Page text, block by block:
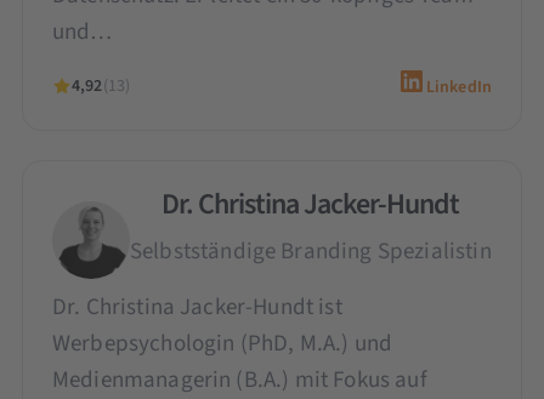
und…
4,92(13) LinkedIn
Dr. Christina Jacker-Hundt
Selbstständige Branding Spezialistin
Dr. Christina Jacker-Hundt ist
Werbepsychologin (PhD, M.A.) und
Medienmanagerin (B.A.) mit Fokus auf